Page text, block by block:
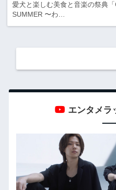
愛犬と楽しむ美食と音楽の祭典
SUMMER 〜わ…
エンタメラ